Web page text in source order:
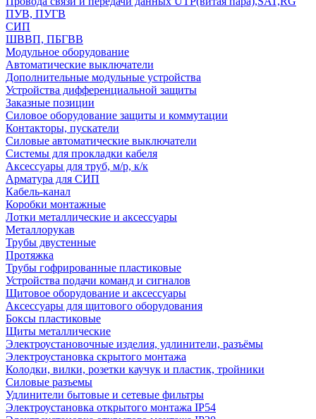
ПУВ, ПУГВ
СИП
ШВВП, ПБГВВ
Модульное оборудование
Автоматические выключатели
Дополнительные модульные устройства
Устройства дифференциальной защиты
Заказные позиции
Силовое оборудование защиты и коммутации
Контакторы, пускатели
Силовые автоматические выключатели
Системы для прокладки кабеля
Аксессуары для труб, м/р, к/к
Арматура для СИП
Кабель-канал
Коробки монтажные
Лотки металлические и аксессуары
Металлорукав
Трубы двустенные
Протяжка
Трубы гофрированные пластиковые
Устройства подачи команд и сигналов
Щитовое оборудование и аксессуары
Аксессуары для щитового оборудования
Боксы пластиковые
Щиты металлические
Электроустановочные изделия, удлинители, разъёмы
Электроустановка скрытого монтажа
Колодки, вилки, розетки каучук и пластик, тройники
Силовые разъемы
Удлинители бытовые и сетевые фильтры
Электроустановка открытого монтажа IP54